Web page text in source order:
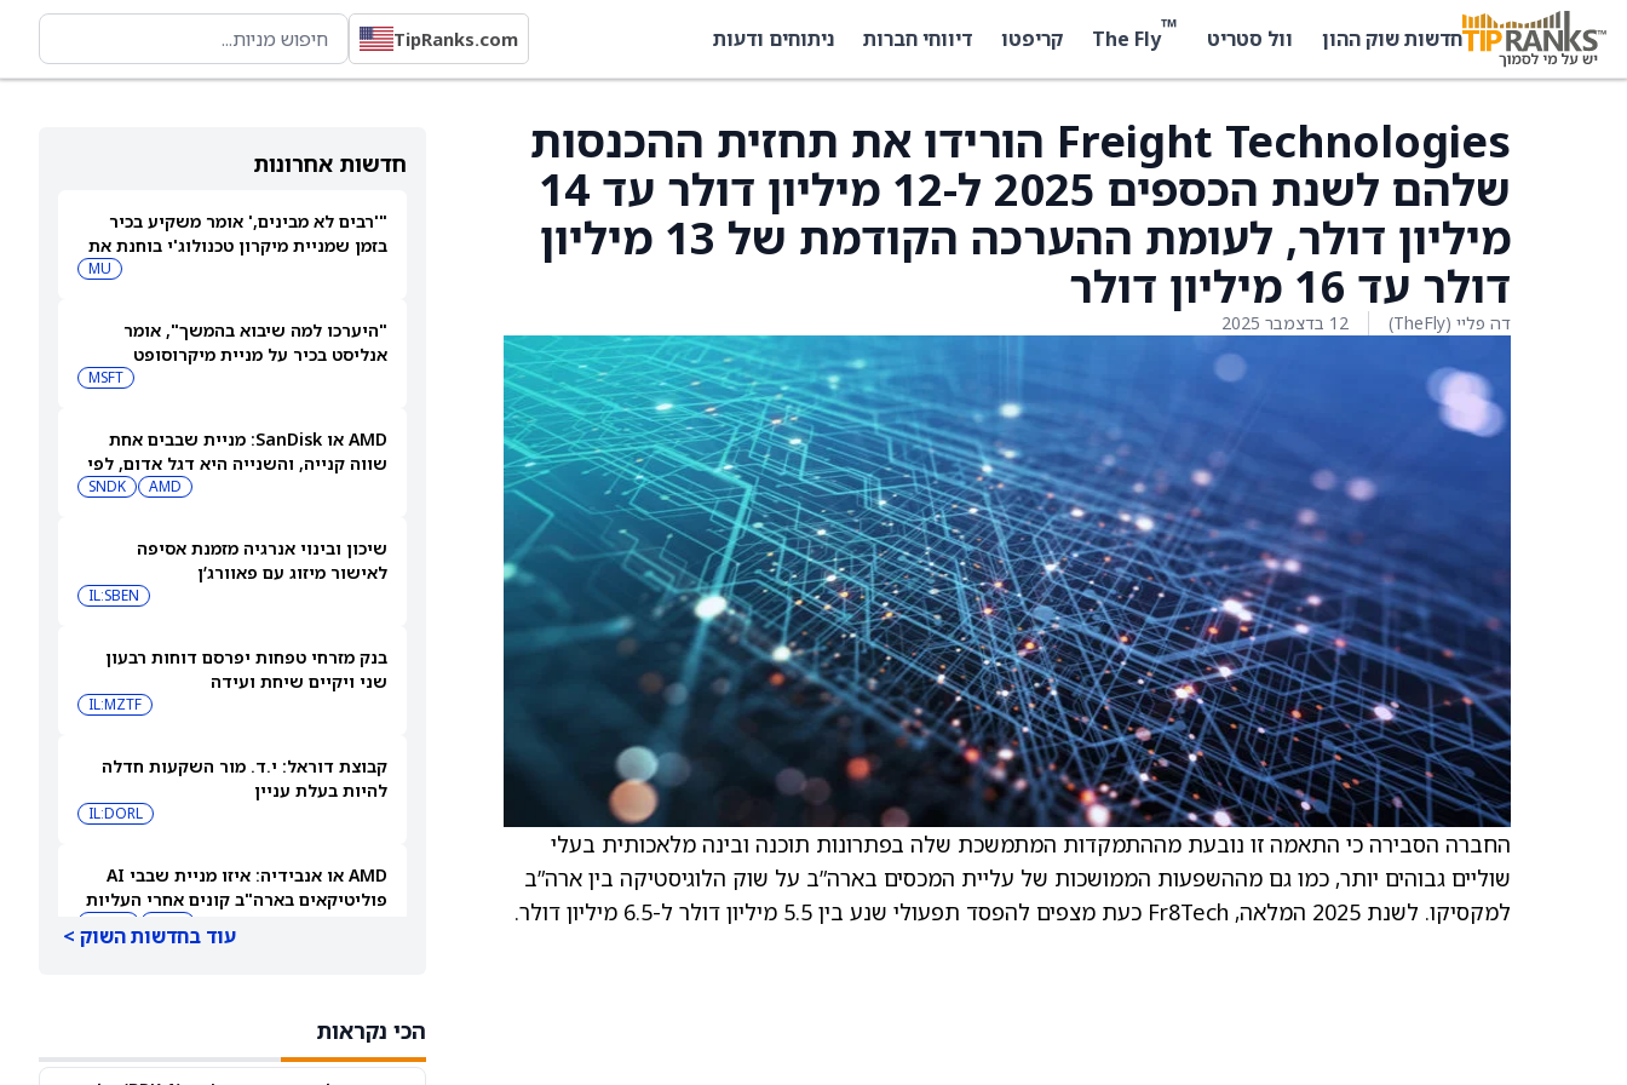
חדשות שוק ההון וול סטריט ™
The Fly קריפטו דיווחי חברות ניתוחים ודעות TipRanks.com
חדשות אחרונות
"'רבים לא מבינים,' אומר משקיע בכיר
בזמן שמניית מיקרון טכנולוג'י בוחנת את
MU
"היערכו למה שיבוא בהמשך", אומר
אנליסט בכיר על מניית מיקרוסופט
MSFT
AMD או SanDisk: מניית שבבים אחת
שווה קנייה, והשנייה היא דגל אדום, לפי
AMD
SNDK
שיכון ובינוי אנרגיה מזמנת אסיפה
לאישור מיזוג עם פאוורג’ן
IL:SBEN
בנק מזרחי טפחות יפרסם דוחות רבעון
שני ויקיים שיחת ועידה
IL:MZTF
קבוצת דוראל: י.ד. מור השקעות חדלה
להיות בעלת עניין
IL:DORL
AMD או אנבידיה: איזו מניית שבבי AI
פוליטיקאים בארה"ב קונים אחרי העליות
האחרונים
עוד בחדשות השוק >
הכי נקראות
Freight Technologies הורידו את תחזית ההכנסות
שלהם לשנת הכספים 2025 ל-12 מיליון דולר עד 14
מיליון דולר, לעומת ההערכה הקודמת של 13 מיליון
דולר עד 16 מיליון דולר
דה פליי (TheFly) 12 בדצמבר 2025
החברה הסבירה כי התאמה זו נובעת מההתמקדות המתמשכת שלה בפתרונות תוכנה ובינה מלאכותית בעלי
שוליים גבוהים יותר, כמו גם מההשפעות הממושכות של עליית המכסים בארה”ב על שוק הלוגיסטיקה בין ארה”ב
למקסיקו. לשנת 2025 המלאה, Fr8Tech כעת מצפים להפסד תפעולי שנע בין 5.5 מיליון דולר ל-6.5 מיליון דולר.